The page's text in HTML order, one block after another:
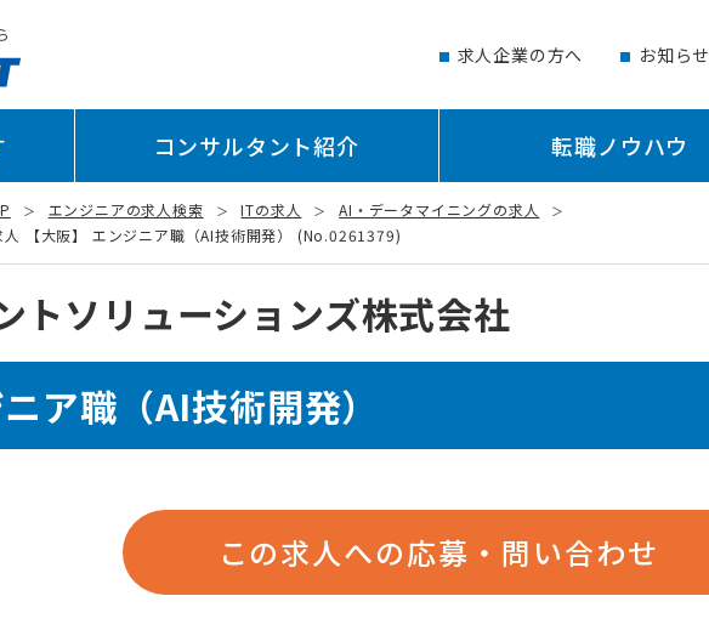
求人企業の方へ お知らせ
コンサルタント紹介 転職ノウハウ
エンジニアの求人検索 ITの求人
AI・データマイニングの求人
【大阪】 エンジニア職（AI技術開発） (No.0261379)
トソリューションズ株式会社
ア職（AI技術開発）
この求人への応募・問い合わせ